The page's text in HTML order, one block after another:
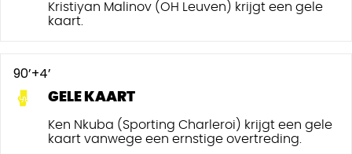
Kristiyan Malinov (OH Leuven) krijgt een gele
kaart.
90’+4’
GELE KAART
Ken Nkuba (Sporting Charleroi) krijgt een gele
kaart vanwege een ernstige overtreding.